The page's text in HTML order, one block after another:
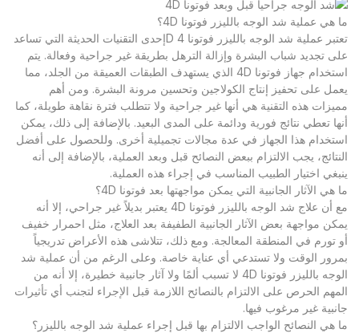
ما هي عملية شد الوجه بالليزر فوتونا 4D؟
تعتبر عملية شد الوجه بالليزر فوتونا 4 Dإحدى التقنيات الحديثة التي تساعد
على تجديد شباب البشرة وإزالة الترهل بطريقة غير جراحية وفعالة. يتم
استخدام جهاز فوتونا 4D الذي يستهدف الطبقات العميقة من الجلد، مما
يعمل على تحفيز إنتاج الكولاجين وتحسين مرونة البشرة. ومن أهم
مميزات هذه التقنية هي أنها غير جراحية ولا تتطلب فترة نقاهة طويلة، كما
أنها تعطي نتائج فورية ودائمة على المدى البعيد. بالإضافة إلى ذلك، يمكن
استخدام هذا الجهاز في عدة مجالات تجميلية أخرى. وللحصول على أفضل
النتائج، يجب الالتزام ببعض النصائح قبل وبعد العملية، بالإضافة إلى أنه
ينبغي اختيار الطبيب المناسب في إجراء هذه العملية.
ما هي الآثار الجانبية التي يمكن مواجهتها بعد فوتونا 4D؟
مع أن علاج شد الوجه بالليزر فوتونا 4D يعتبر بديلاً غير جراحي، إلا أنه
يمكن مواجهة بعض الآثار الجانبية الطفيفة بعد العلاج، مثل احمرار خفيف
أو تورم في المنطقة المعالجة. ومع ذلك، تتلاشى هذه الأعراض تدريجياً
بمرور الوقت ولا تستدعي أي عناية خاصة. وعلى الرغم من أن عملية شد
الوجه بالليزر فوتونا 4D لا تسبب ألمًا ولا آثار جانبية خطيرة، إلا أنه من
المهم الحرص على الالتزام بالنصائح اللازمة قبل الإجراء لتجنب أي تأثيرات
جانبية غير مرغوب فيها.
ما هي النصائح الواجب الالتزام بها قبل إجراء عملية شد الوجه بالليزر؟